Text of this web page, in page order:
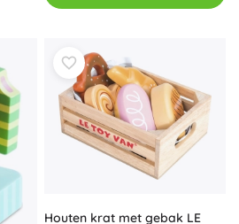
Houten krat met gebak LE